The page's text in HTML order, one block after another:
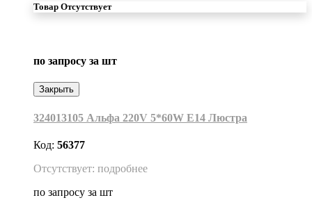
Товар Отсутствует
по запросу за шт
Закрыть
324013105 Альфа 220V 5*60W Е14 Люстра
Код: 56377
Отсутствует: подробнее
по запросу за шт